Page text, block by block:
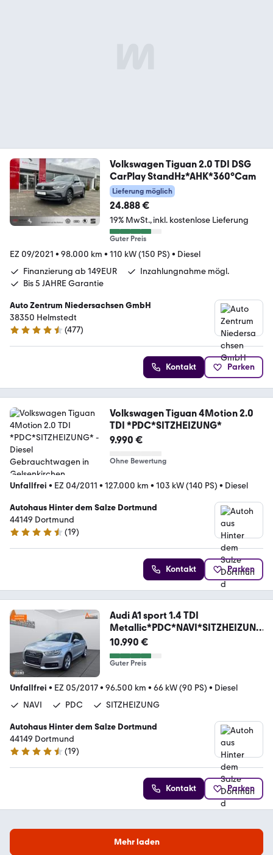
Volkswagen Tiguan 2.0 TDI DSG
CarPlay StandHz*AHK*360°Cam
Lieferung möglich
24.888 €
19% MwSt. inkl. kostenlose Lieferung
Guter Preis
EZ 09/2021 • 98.000 km • 110 kW (150 PS) • Diesel
Finanzierung ab 149EUR
Inzahlungnahme mögl.
Bis 5 JAHRE Garantie
Auto Zentrum Niedersachsen GmbH
38350 Helmstedt
4.5 Sterne
(477)
Kontakt Parken
Volkswagen Tiguan 4Motion 2.0
TDI *PDC*SITZHEIZUNG*
9.990 €
Ohne Bewertung
Unfallfrei • EZ 04/2011 • 127.000 km • 103 kW (140 PS) • Diesel
Autohaus Hinter dem Salze Dortmund
44149 Dortmund
4.4 Sterne
(19)
Kontakt Parken
Audi A1 sport 1.4 TDI
Metallic*PDC*NAVI*SITZHEIZUNG
*
10.990 €
Guter Preis
Unfallfrei • EZ 05/2017• 96.500 km • 66 kW (90 PS) • Diesel
NAVI
PDC SITZHEIZUNG
Autohaus Hinter dem Salze Dortmund
44149 Dortmund
4.4 Sterne
(19)
Kontakt Parken
Mehr laden